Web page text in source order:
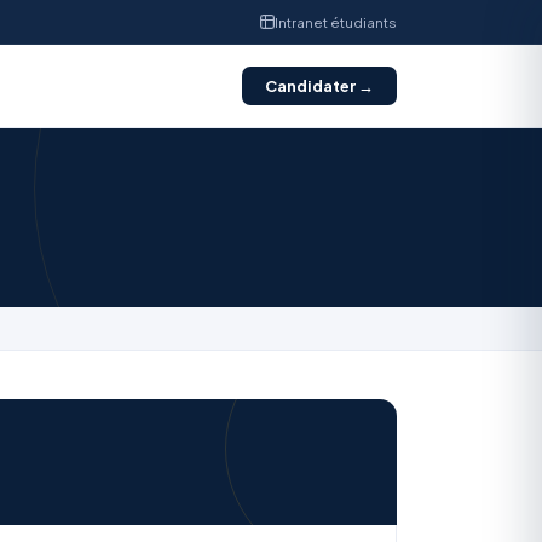
Intranet étudiants
Candidater →